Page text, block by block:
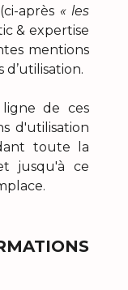
après « les
& expertise
mentions
d’utilisation.
de ces
d'utilisation
toute la
jusqu'à ce